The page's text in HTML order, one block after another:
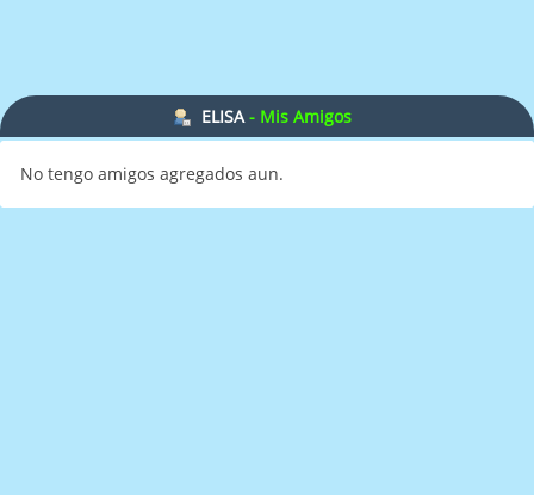
ELISA- Mis Amigos
No tengo amigos agregados aun.